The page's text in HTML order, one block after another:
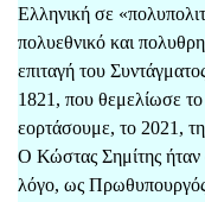
Ελληνική σε
πολυεθνικό και
επιταγή του
1821, που θεμελίωσε
εορτάσουμε, το 2021,
Ο Κώστας Σημίτης
λόγο, ως